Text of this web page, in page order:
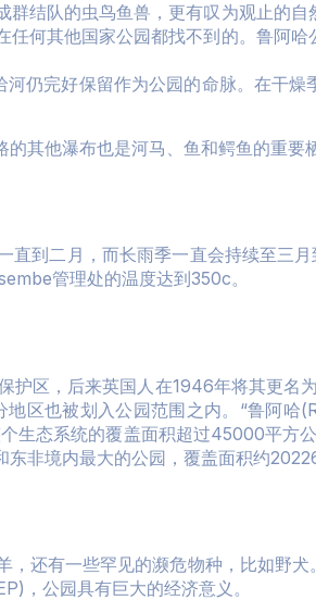
结队的虫鸟鱼兽，更有叹为观止的
何其他国家公园都找不到的。鲁阿
仍完好保留作为公园的命脉。在干燥
其他瀑布也是河马、鱼和鳄鱼的重要
到二月，而长雨季一直会持续至三
管理处的温度达到350c。
护区，后来英国人在1946年将其更名
区也被划入公园范围之内。“鲁阿哈
生态系统的覆盖面积超过45000平方
非境内最大的公园，覆盖面积约
还有一些罕见的濒危物种，比如野
，公园具有巨大的经济意义。